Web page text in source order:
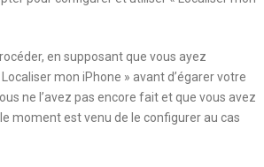
en supposant que vous ayez
mon iPhone » avant d’égarer votre
ne l’avez pas encore fait et que vous avez
moment est venu de le configurer au cas